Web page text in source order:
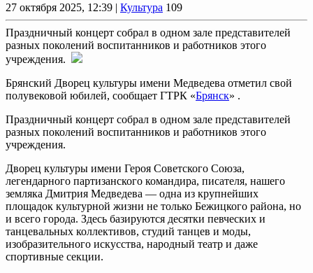
27 октября 2025, 12:39 | Культура 109
Праздничный концерт собрал в одном зале представителей
разных поколений воспитанников и работников этого
учреждения.
Брянский Дворец культуры имени Медведева отметил свой
полувековой юбилей, сообщает ГТРК «Брянск» .
Праздничный концерт собрал в одном зале представителей
разных поколений воспитанников и работников этого
учреждения.
Дворец культуры имени Героя Советского Союза,
легендарного партизанского командира, писателя, нашего
земляка Дмитрия Медведева — одна из крупнейших
площадок культурной жизни не только Бежицкого района, но
и всего города. Здесь базируются десятки певческих и
танцевальных коллективов, студий танцев и моды,
изобразительного искусства, народный театр и даже
спортивные секции.